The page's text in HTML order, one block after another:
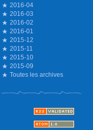
2016-04
2016-03
2016-02
2016-01
2015-12
2015-11
2015-10
2015-09
Toutes les archives